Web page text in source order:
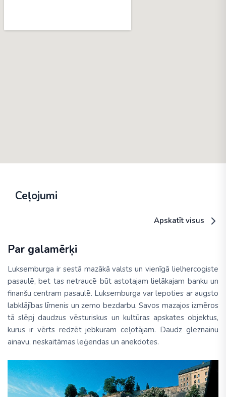
Ceļojumi
Apskatīt visus
Par galamērķi
Luksemburga ir sestā mazākā valsts un vienīgā lielhercogiste
pasaulē, bet tas netraucē būt astotajam lielākajam banku un
finanšu centram pasaulē. Luksemburga var lepoties ar augsto
labklājības līmenis un zemo bezdarbu. Savos mazajos izmēros
tā slēpj daudzus vēsturiskus un kultūras apskates objektus,
kurus ir vērts redzēt jebkuram ceļotājam. Daudz gleznainu
ainavu, neskaitāmas leģendas un anekdotes.